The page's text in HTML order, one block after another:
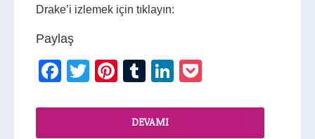
Drake’i izlemek için tıklayın:
Paylaş
Facebook
TwitterPinterest
TumblrLinkedIn
DEVAMI